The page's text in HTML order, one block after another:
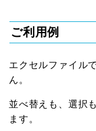
ご利用例
エクセルファイル
ん。
並べ替えも、選択
ます。